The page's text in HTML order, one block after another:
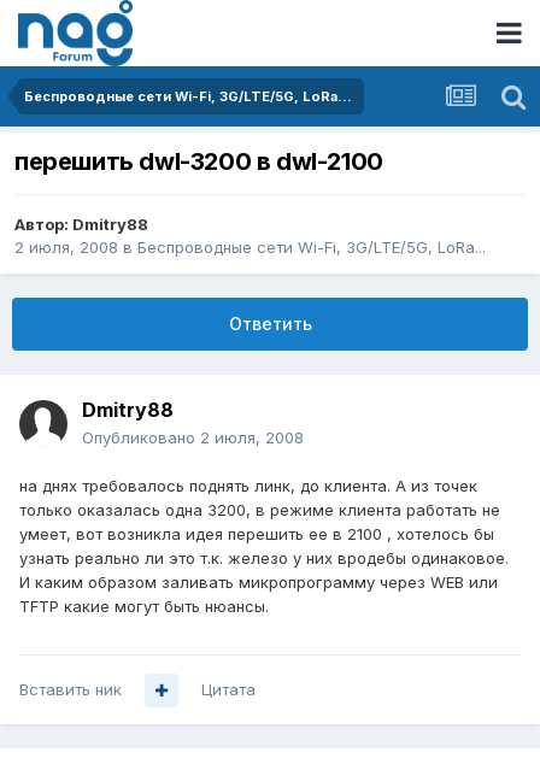
Беспроводные сети Wi-Fi, 3G/LTE/5G, LoRa...
перешить dwl-3200 в dwl-2100
Автор: Dmitry88
2 июля, 2008 в Беспроводные сети Wi-Fi, 3G/LTE/5G, LoRa...
Ответить
Dmitry88
Опубликовано 2 июля, 2008
на днях требовалось поднять линк, до клиента. А из точек
только оказалась одна 3200, в режиме клиента работать не
умеет, вот возникла идея перешить ее в 2100 , хотелось бы
узнать реально ли это т.к. железо у них вродебы одинаковое.
И каким образом заливать микропрограмму через WEB или
TFTP какие могут быть нюансы.
Вставить ник Цитата